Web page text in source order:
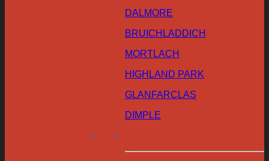
DALMORE
BRUICHLADDICH
MORTLACH
HIGHLAND PARK
GLANFARCLAS
DIMPLE